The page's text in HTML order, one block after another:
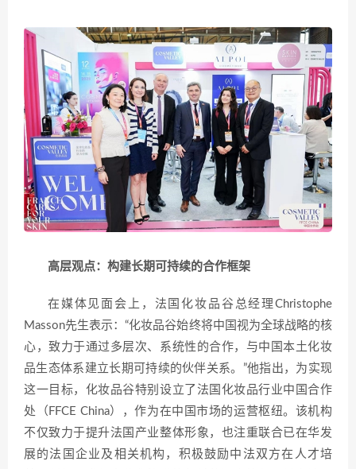
高层观点：构建长期可持续的合作框架
在媒体见面会上，法国化妆品谷总经理Christophe
Masson先生表示：“化妆品谷始终将中国视为全球战略的核
心，致力于通过多层次、系统性的合作，与中国本土化妆
品生态体系建立长期可持续的伙伴关系。”他指出，为实现
这一目标，化妆品谷特别设立了法国化妆品行业中国合作
处（FFCE China），作为在中国市场的运营枢纽。该机构
不仅致力于提升法国产业整体形象，也注重联合已在华发
展的法国企业及相关机构，积极鼓励中法双方在人才培